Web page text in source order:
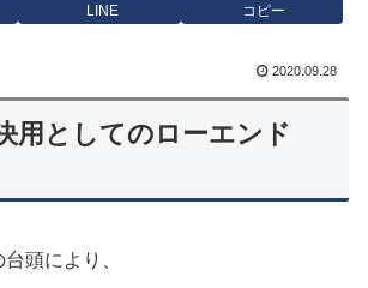
LINE コピー
2020.09.28
用としてのローエンド
頭により、